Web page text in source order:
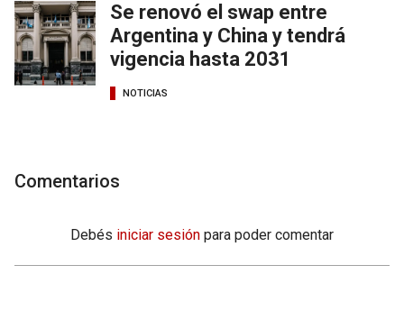
Se renovó el swap entre
Argentina y China y tendrá
vigencia hasta 2031
NOTICIAS
Comentarios
Debés iniciar sesión para poder comentar